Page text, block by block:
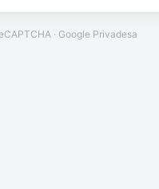
· Google Privadesa